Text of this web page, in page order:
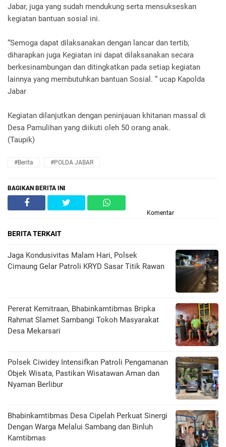
Jabar, juga yang sudah mendukung serta mensukseskan
kegiatan bantuan sosial ini.
“Semoga dapat dilaksanakan dengan lancar dan tertib,
diharapkan juga Kegiatan ini dapat dilaksanakan secara
berkesinambungan dan ditingkatkan pada setiap kegiatan
lainnya yang membutuhkan bantuan Sosial. “ ucap Kapolda
Jabar
Kegiatan dilanjutkan dengan peninjauan khitanan massal di
Desa Pamulihan yang diikuti oleh 50 orang anak.
(Taupik)
#Berita #POLDA JABAR
BAGIKAN BERITA INI
Komentar
BERITA TERKAIT
Jaga Kondusivitas Malam Hari, Polsek
Cimaung Gelar Patroli KRYD Sasar Titik Rawan
Pererat Kemitraan, Bhabinkamtibmas Bripka
Rahmat Slamet Sambangi Tokoh Masyarakat
Desa Mekarsari
Polsek Ciwidey Intensifkan Patroli Pengamanan
Objek Wisata, Pastikan Wisatawan Aman dan
Nyaman Berlibur
Bhabinkamtibmas Desa Cipelah Perkuat Sinergi
Dengan Warga Melalui Sambang dan Binluh
Kamtibmas